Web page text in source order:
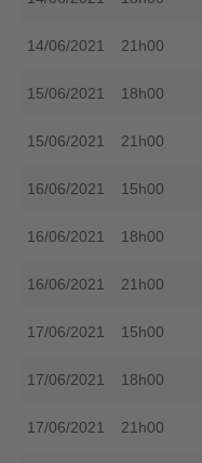
14/06/2021 21h00
15/06/2021 18h00
15/06/2021 21h00
16/06/2021 15h00
16/06/2021 18h00
16/06/2021 21h00
17/06/2021 15h00
17/06/2021 18h00
17/06/2021 21h00